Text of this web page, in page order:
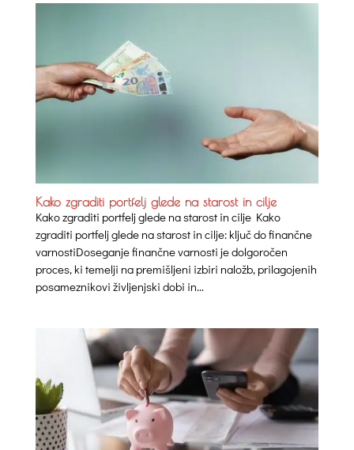
Kako zgraditi portfelj glede na starost in cilje
Kako zgraditi portfelj glede na starost in cilje Kako
zgraditi portfelj glede na starost in cilje: ključ do finančne
varnostiDoseganje finančne varnosti je dolgoročen
proces, ki temelji na premišljeni izbiri naložb, prilagojenih
posameznikovi življenjski dobi in...